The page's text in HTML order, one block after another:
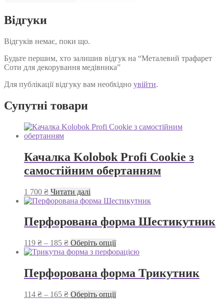
Відгуки
Відгуків немає, поки що.
Будьте першим, хто залишив відгук на “Металевий трафарет
Соти для декорування медівника”
Для публікації відгуку вам необхідно увійти.
Супутні товари
Качалка Kolobok Profi Cookie з
самостійним обертанням
1 700 ₴ Читати далі
Перфорована форма Шестикутник
119 ₴ – 185 ₴Діапазон
цін:
до
Оберіть опціїЦей
товар
варіантів.
можна
Перфорована форма Трикутник
114 ₴ – 165 ₴Діапазон
Оберіть опціїЦей